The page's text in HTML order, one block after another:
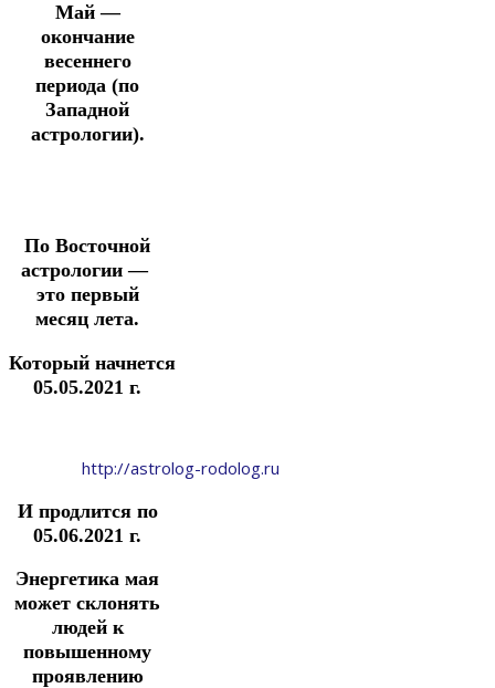
Май —
окончание
весеннего
периода (по
Западной
астрологии).
По Восточной
астрологии —
это первый
месяц лета.
Который начнется
05.05.2021 г.
http://astrolog-rodolog.ru
И продлится по
05.06.2021 г.
Энергетика мая
может склонять
людей к
повышенному
проявлению